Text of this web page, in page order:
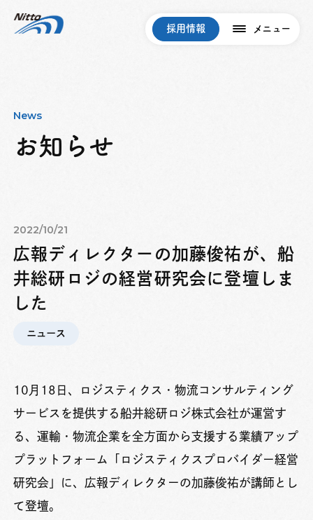
メニュー
採用情報
News
お知らせ
2022/10/21
広報ディレクターの加藤俊祐が、船
井総研ロジの経営研究会に登壇しま
した
ニュース
10月18日、
ロジスティクス・物流コンサルティング
サービスを提供する船井総研ロジ株式会社が運営す
る、運輸・物流企業を全方面から支援する業績アップ
プラットフォーム「ロジスティクスプロバイダー経営
研究会」に、広報ディレクターの加藤俊祐が講師とし
て登壇。